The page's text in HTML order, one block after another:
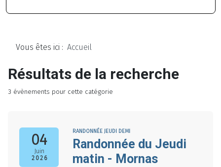
Vous êtes ici : Accueil
Résultats de la recherche
3 évènements pour cette catégorie
04
Juin
2026
RANDONNÉE JEUDI DEMI
Randonnée du Jeudi
matin - Mornas